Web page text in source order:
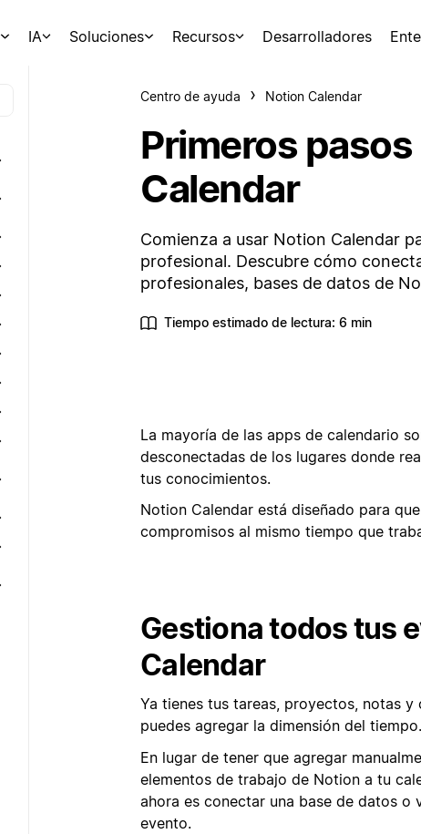
IA Soluciones Recursos Desarrolladores
Centro de ayuda Notion Calendar
Primeros
Calendar
Comienza a usar Notion Calendar
profesional. Descubre cómo
profesionales, bases de datos de
Tiempo estimado de lectura: 6 min
La mayoría de las apps de calendario
desconectadas de los lugares donde
tus conocimientos.
Notion Calendar está diseñado para
compromisos al mismo tiempo que
Gestiona todos tus
Calendar
Ya tienes tus tareas, proyectos, notas
puedes agregar la dimensión del tiempo.
En lugar de tener que agregar
elementos de trabajo de Notion a tu
ahora es conectar una base de datos o
evento.